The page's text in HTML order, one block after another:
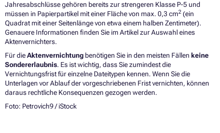
Jahresabschlüsse gehören bereits zur strengeren Klasse P-5 und
müssen in Papierpartikel mit einer Fläche von max. 0,3 cm2 (ein
Quadrat mit einer Seitenlänge von etwa einem halben Zentimeter).
Genauere Informationen finden Sie im Artikel zur Auswahl eines
Aktenvernichters.
Für dieAktenvernichtung benötigen Sie in den meisten Fällen keine
Sondererlaubnis. Es ist wichtig, dass Sie zumindest die
Vernichtungsfrist für einzelne Dateitypen kennen. Wenn Sie die
Unterlagen vor Ablauf der vorgeschriebenen Frist vernichten, können
daraus rechtliche Konsequenzen gezogen werden.
Foto: Petrovich9 / iStock